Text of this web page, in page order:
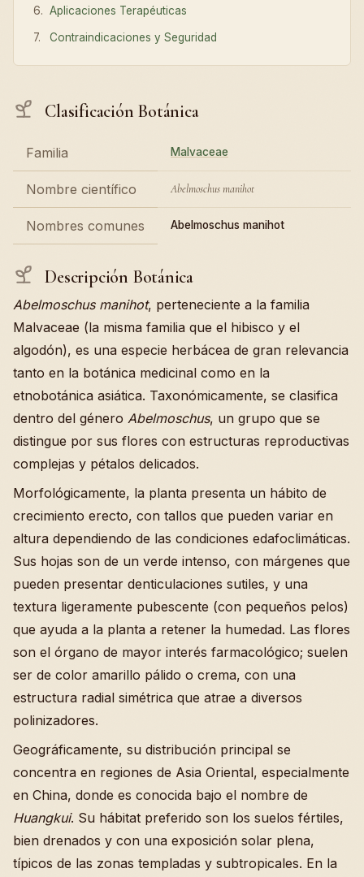
Aplicaciones Terapéuticas
Contraindicaciones y Seguridad
Clasificación Botánica
Familia Malvaceae
Nombre científico Abelmoschus manihot
Nombres comunes Abelmoschus manihot
Descripción Botánica
Abelmoschus manihot, perteneciente a la familia
Malvaceae (la misma familia que el hibisco y el
algodón), es una especie herbácea de gran relevancia
tanto en la botánica medicinal como en la
etnobotánica asiática. Taxonómicamente, se clasifica
dentro del género Abelmoschus, un grupo que se
distingue por sus flores con estructuras reproductivas
complejas y pétalos delicados.
Morfológicamente, la planta presenta un hábito de
crecimiento erecto, con tallos que pueden variar en
altura dependiendo de las condiciones edafoclimáticas.
Sus hojas son de un verde intenso, con márgenes que
pueden presentar denticulaciones sutiles, y una
textura ligeramente pubescente (con pequeños pelos)
que ayuda a la planta a retener la humedad. Las flores
son el órgano de mayor interés farmacológico; suelen
ser de color amarillo pálido o crema, con una
estructura radial simétrica que atrae a diversos
polinizadores.
Geográficamente, su distribución principal se
concentra en regiones de Asia Oriental, especialmente
en China, donde es conocida bajo el nombre de
Huangkui. Su hábitat preferido son los suelos fértiles,
bien drenados y con una exposición solar plena,
típicos de las zonas templadas y subtropicales. En la